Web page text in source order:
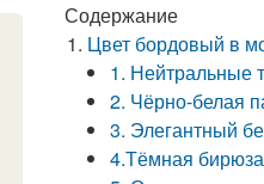
Содержание
Цвет бордовый в
1. Нейтральные
2. Чёрно-белая
3. Элегантный
4.Тёмная бирюза